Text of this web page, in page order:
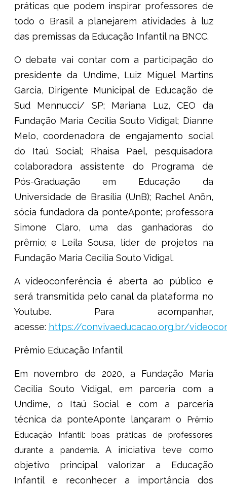
práticas que podem inspirar professores de
todo o Brasil a planejarem atividades à luz
das premissas da Educação Infantil na BNCC.
O debate vai contar com a participação do
presidente da Undime, Luiz Miguel Martins
Garcia, Dirigente Municipal de Educação de
Sud Mennucci/ SP; Mariana Luz, CEO da
Fundação Maria Cecília Souto Vidigal; Dianne
Melo, coordenadora de engajamento social
do Itaú Social; Rhaisa Pael, pesquisadora
colaboradora assistente do Programa de
Pós-Graduação em Educação da
Universidade de Brasília (UnB); Rachel Anõn,
sócia fundadora da ponteAponte; professora
Simone Claro, uma das ganhadoras do
prêmio; e Leila Sousa, líder de projetos na
Fundação Maria Cecilia Souto Vidigal.
A videoconferência é aberta ao público e
será transmitida pelo canal da plataforma no
Youtube. Para acompanhar,
acesse: https://convivaeducacao.org.br/
Prêmio Educação Infantil
Em novembro de 2020, a Fundação Maria
Cecilia Souto Vidigal, em parceria com a
Undime, o Itaú Social e com a parceria
técnica da ponteAponte lançaram o
Prêmio
Educação Infantil: boas práticas de professores
durante a pandemia. A iniciativa teve como
objetivo principal valorizar a Educação
Infantil e reconhecer a importância dos